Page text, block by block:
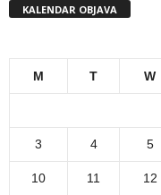
KALENDAR OBJAVA
M T W
3 4 5
10 11 12